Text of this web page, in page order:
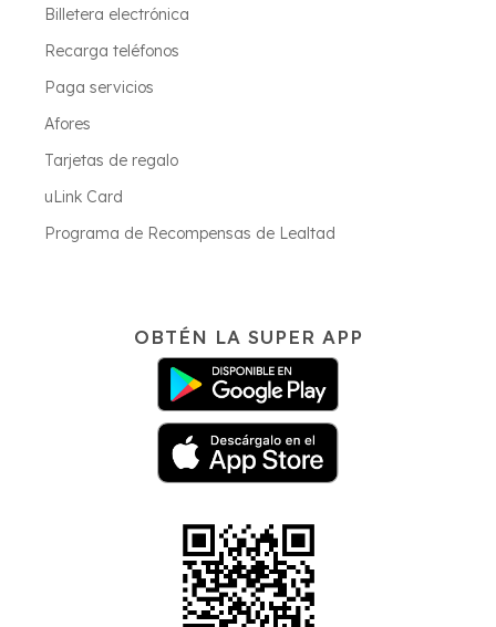
Billetera electrónica
Recarga teléfonos
Paga servicios
Afores
Tarjetas de regalo
uLink Card
Programa de Recompensas de Lealtad
OBTÉN LA SUPER APP